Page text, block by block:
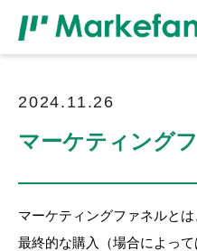
2024.11.26
マーケティング
マーケティングファネルと
最終的な購入（場合によっ